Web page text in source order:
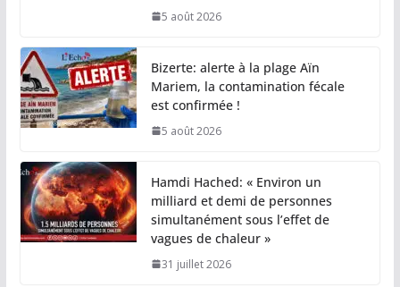
5 août 2026
Bizerte: alerte à la plage Aïn
Mariem, la contamination fécale
est confirmée !
5 août 2026
Hamdi Hached: « Environ un
milliard et demi de personnes
simultanément sous l’effet de
vagues de chaleur »
31 juillet 2026